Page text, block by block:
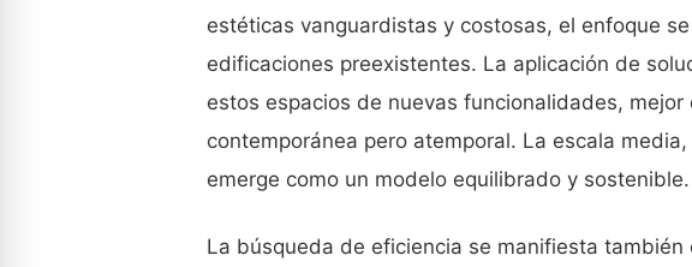
estéticas vanguardistas y costosas, el enfoque
edificaciones preexistentes. La aplicación de
estos espacios de nuevas funcionalidades,
contemporánea pero atemporal. La escala
emerge como un modelo equilibrado y sostenible.
La búsqueda de eficiencia se manifiesta